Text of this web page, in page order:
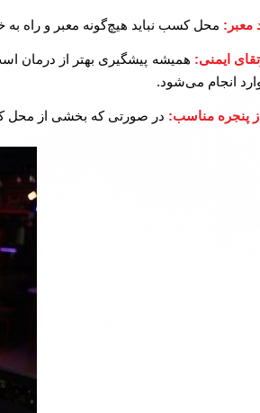
معبر: محل کسب نباید هیچ‌گونه معبر و راه
ایمنی: همیشه پیشگیری بهتر از درمان
انجام می‌شود.
پنجره مناسب: در صورتی که بخشی از محل